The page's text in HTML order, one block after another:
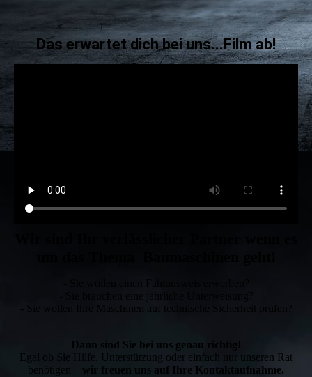
Das erwartet dich bei uns...Film ab!
- Sie brauchen eine jährliche Unterweisung?
- Sie wollen Ihre Maschinen auf technische Sicherheit prüfen?
Dann sind Sie bei uns genau richtig!
Egal ob Sie Hilfe, Unterstützung oder einfach nur unseren Rat
benötigen – wir freuen uns auf Ihre Kontaktaufnahme.